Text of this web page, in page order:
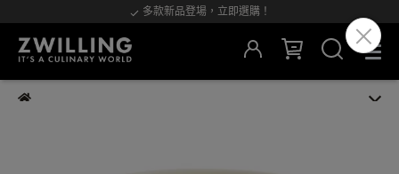
多款新品登場，立即選購！